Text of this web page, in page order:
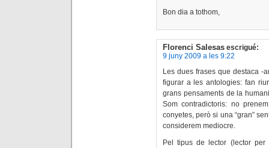
Bon dia a tothom,
Florenci Salesas escrigué:
9 juny 2009 a les 9:22
Les dues frases que destaca -
figurar a les antologies: fan
grans pensaments de la
Som contradictoris: no
conyetes, però si una “gran”
considerem mediocre.
Pel tipus de lector (lector per